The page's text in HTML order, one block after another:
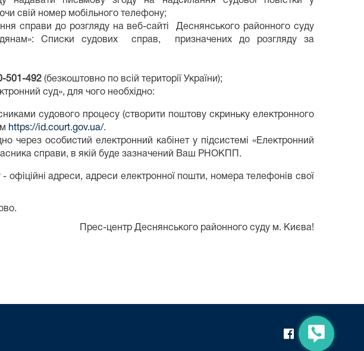
свій номер мобільного телефону;
справи до розгляду на веб-сайті Деснянського районного суду
Списки судових справ, призначених до розгляду за
501-492 (безкоштовно по всій території України);
суд», для чого необхідно:
судового процесу (створити поштову скриньку електронного
https://id.court.gov.ua/.
через особистий електронний кабінет у підсистемі «Електронний
справи, в якій буде зазначений Ваш РНОКПП.
адреси, адреси електронної пошти, номера телефонів свої
Прес-центр Деснянського районного суду м. Києва!